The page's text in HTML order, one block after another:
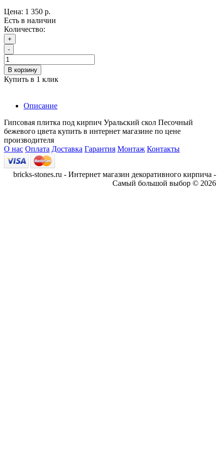
Цена: 1 350 р.
Есть в наличии
Количество:
+
-
В корзину
Купить в 1 клик
Описание
Гипсовая плитка под кирпич Уральский скол Песочный
бежевого цвета купить в интернет магазине по цене
производителя
О нас Оплата Доставка Гарантия Монтаж Контакты
bricks-stones.ru - Интернет магазин декоративного кирпича -
Самый большой выбор © 2026